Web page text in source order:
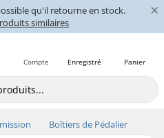
qu'il retourne en stock.
similaires
×
Panier
Enregistré
Compte
Boîtiers de Pédalier